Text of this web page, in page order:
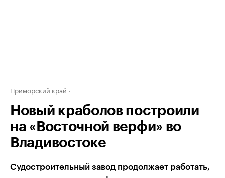
Приморский край
Новый краболов построили
на «Восточной верфи» во
Владивостоке
Судостроительный завод продолжает работать,